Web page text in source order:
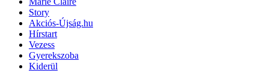
Story
Akciós-Újság.hu
Hírstart
Vezess
Gyerekszoba
Kiderül